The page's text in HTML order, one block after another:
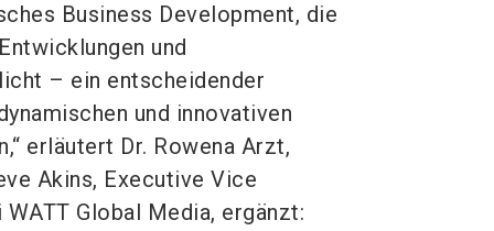
Business Development, die
und
– ein entscheidender
und innovativen
erläutert Dr. Rowena Arzt,
Akins, Executive Vice
Global Media, ergänzt: